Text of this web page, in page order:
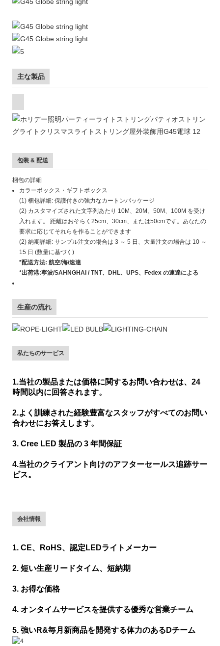
主な製品
包装 & 配送
梱包の詳細
カラーボックス・ギフトボックス
(1) 梱包詳細: 保護付きの強力なカートンパッケージ
(2) カスタマイズされた文字列あたり 10M、20M、50M、100M を受け
入れます。 距離はおそらく25cm、30cm、または50cmです。あなたの
要求に応じてそれらを作ることができます
(2) 納期詳細: サンプル注文の場合は 3 ～ 5 日、大量注文の場合は 10 ～
15 日 (数量に基づく)
*配送方法: 航空/海/速達
*出荷港:寧波/SAHNGHAI / TNT、DHL、UPS、Fedex の速達による
生産の流れ
私たちのサービス
1.当社の製品または価格に関するお問い合わせは、24
時間以内に回答されます。
2.よく訓練された経験豊富なスタッフがすべてのお問い
合わせにお答えします。
3. Cree LED 製品の 3 年間保証
4.当社のクライアント向けのアフターセールス追跡サー
ビス。
会社情報
1. CE、RoHS、認定LEDライトメーカー
2. 短い生産リードタイム、短納期
3. お得な価格
4. オンタイムサービスを提供する優秀な営業チーム
5. 強いR&毎月新商品を開発する体力のあるDチーム